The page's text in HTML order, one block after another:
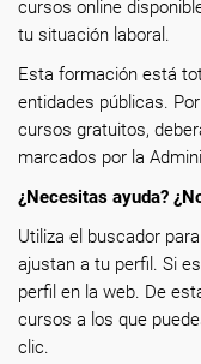
cursos online
tu situación laboral.
Esta formación está
entidades públicas.
cursos gratuitos,
marcados por la
¿Necesitas ayuda?
Utiliza el buscador
ajustan a tu perfil. Si
perfil en la web. De
cursos a los que
clic.